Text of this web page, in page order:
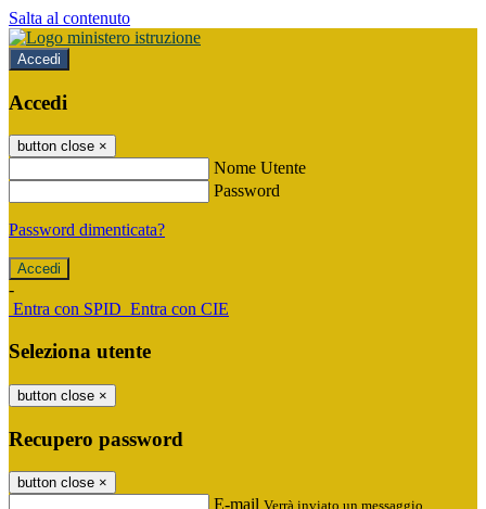
Salta al contenuto
Accedi
Accedi
button close ×
Nome Utente
Password
Password dimenticata?
-
Entra con SPID Entra con CIE
Seleziona utente
button close ×
Recupero password
button close ×
E-mail Verrà inviato un messaggio